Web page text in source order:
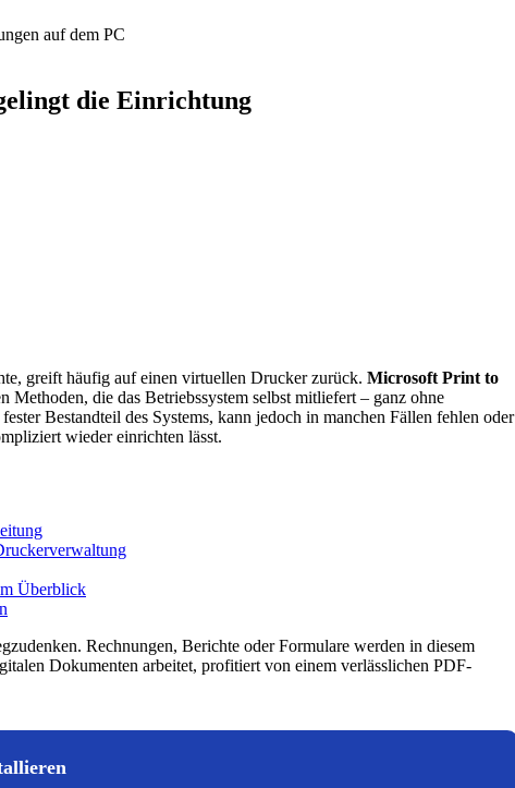
die Einrichtung
greift häufig auf einen virtuellen Drucker zurück. Microsoft Print to
Methoden, die das Betriebssystem selbst mitliefert – ganz ohne
Bestandteil des Systems, kann jedoch in manchen Fällen fehlen oder
wieder einrichten lässt.
Überblick
Rechnungen, Berichte oder Formulare werden in diesem
Dokumenten arbeitet, profitiert von einem verlässlichen PDF-